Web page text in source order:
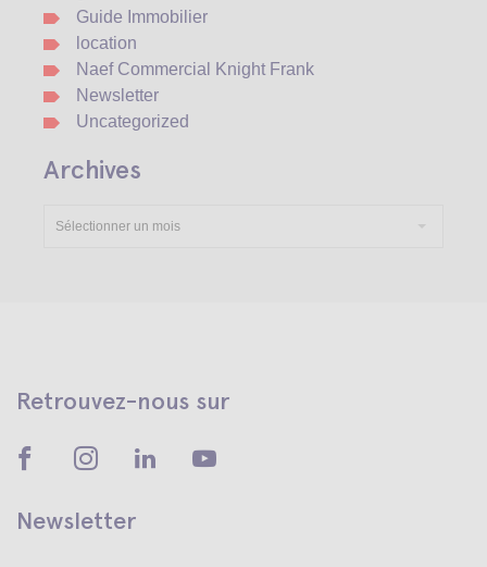
Guide Immobilier
location
Naef Commercial Knight Frank
Newsletter
Uncategorized
Archives
Sélectionner un mois
Retrouvez-nous sur
Newsletter